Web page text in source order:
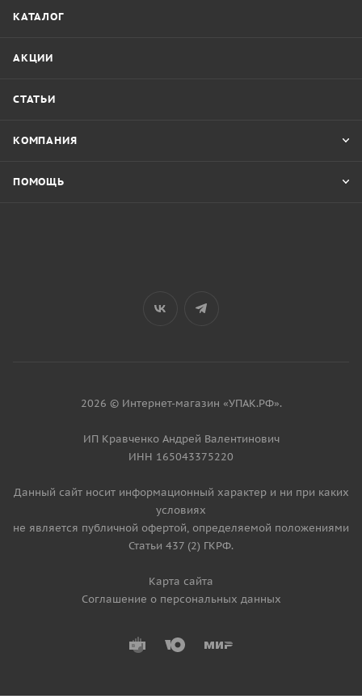
КАТАЛОГ
АКЦИИ
СТАТЬИ
КОМПАНИЯ
ПОМОЩЬ
2026 © Интернет-магазин «УПАК.РФ».
ИП Кравченко Андрей Валентинович
ИНН 165043375220
Данный сайт носит информационный характер и ни при каких
условиях
не является публичной офертой, определяемой положениями
Статьи 437 (2) ГКРФ.
Карта сайта
Соглашение о персональных данных